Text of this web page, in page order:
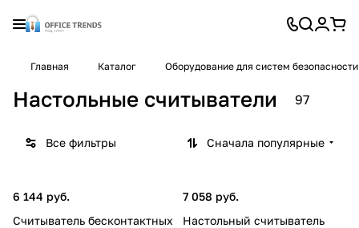
Главная Каталог Оборудование для систем безопасности
Настольные считыватели 97
Все фильтры Сначала популярные
6 144 руб.
Считыватель бесконтактных
7 058 руб.
Настольный считыватель